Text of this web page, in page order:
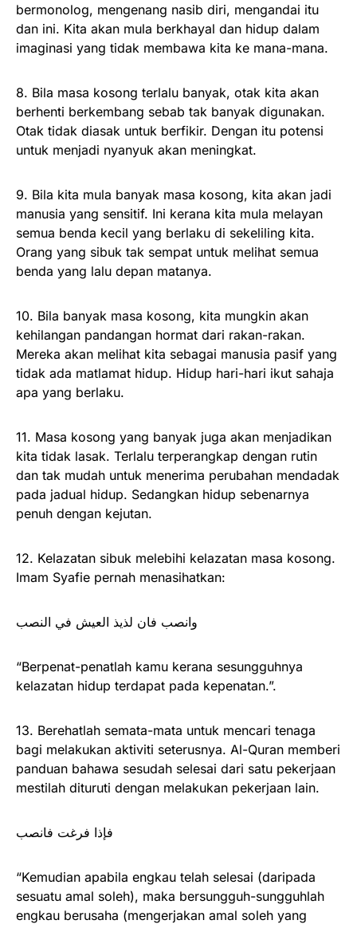
bermonolog, mengenang nasib diri, mengandai itu
dan ini. Kita akan mula berkhayal dan hidup dalam
imaginasi yang tidak membawa kita ke mana-mana.
8. Bila masa kosong terlalu banyak, otak kita akan
berhenti berkembang sebab tak banyak digunakan.
Otak tidak diasak untuk berfikir. Dengan itu potensi
untuk menjadi nyanyuk akan meningkat.
9. Bila kita mula banyak masa kosong, kita akan jadi
manusia yang sensitif. Ini kerana kita mula melayan
semua benda kecil yang berlaku di sekeliling kita.
Orang yang sibuk tak sempat untuk melihat semua
benda yang lalu depan matanya.
10. Bila banyak masa kosong, kita mungkin akan
kehilangan pandangan hormat dari rakan-rakan.
Mereka akan melihat kita sebagai manusia pasif yang
tidak ada matlamat hidup. Hidup hari-hari ikut sahaja
apa yang berlaku.
11. Masa kosong yang banyak juga akan menjadikan
kita tidak lasak. Terlalu terperangkap dengan rutin
dan tak mudah untuk menerima perubahan mendadak
pada jadual hidup. Sedangkan hidup sebenarnya
penuh dengan kejutan.
12. Kelazatan sibuk melebihi kelazatan masa kosong.
Imam Syafie pernah menasihatkan:
وانصب فان لذيذ العيش في النصب
“Berpenat-penatlah kamu kerana sesungguhnya
kelazatan hidup terdapat pada kepenatan.”.
13. Berehatlah semata-mata untuk mencari tenaga
bagi melakukan aktiviti seterusnya. Al-Quran memberi
panduan bahawa sesudah selesai dari satu pekerjaan
mestilah dituruti dengan melakukan pekerjaan lain.
فإذا فرغت فانصب
“Kemudian apabila engkau telah selesai (daripada
sesuatu amal soleh), maka bersungguh-sungguhlah
engkau berusaha (mengerjakan amal soleh yang